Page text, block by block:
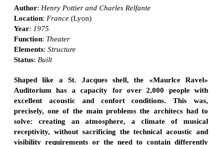
Author: Henry Pottier and Charles Relfante
Location: France (Lyon)
Year: 1975
Function: Theater
Elements: Structure
Status: Built
Shaped like a St. Jacques shell, the «Maurlce Ravel»
Auditorium has a capacity for over 2,000 people with
excellent acoustic and confort conditions. This was,
precisely, one of the main problems the architecs had to
solve: creating an atmosphere, a climate of musical
receptivity, without sacrificing the technical acoustic and
visibility requirements or the need to contain differently